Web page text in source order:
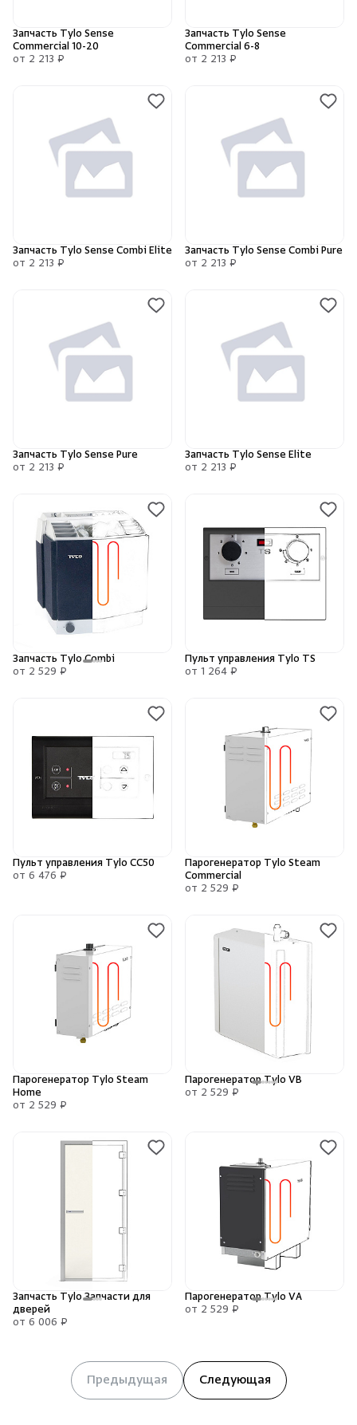
Запчасть Tylo Sense
Commercial 10-20
от 2 213 ₽
Запчасть Tylo Sense
Commercial 6-8
от 2 213 ₽
Запчасть Tylo Sense Combi Elite
от 2 213 ₽
Запчасть Tylo Sense Combi Pure
от 2 213 ₽
Запчасть Tylo Sense Pure
от 2 213 ₽
Запчасть Tylo Sense Elite
от 2 213 ₽
Запчасть Tylo Combi
от 2 529 ₽
Пульт управления Tylo TS
от 1 264 ₽
Пульт управления Tylo CC50
от 6 476 ₽
Парогенератор Tylo Steam
Commercial
от 2 529 ₽
Парогенератор Tylo Steam
Home
от 2 529 ₽
Парогенератор Tylo VB
от 2 529 ₽
Запчасть Tylo Запчасти для
дверей
от 6 006 ₽
Парогенератор Tylo VA
от 2 529 ₽
Предыдущая Следующая
Нет аккаунта? Зарегистрироваться
Зарегистрироваться
Уже есть аккаунт?